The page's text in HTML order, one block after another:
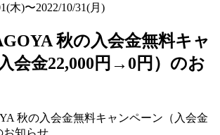
木)〜2022/10/31(月)
秋の入会金無料キャ
会金22,000円→0円）のお